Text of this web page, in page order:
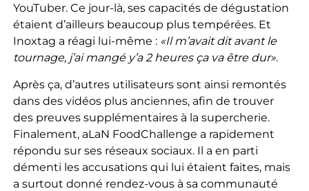
YouTuber. Ce jour-là, ses capacités de dégustation
étaient d’ailleurs beaucoup plus tempérées. Et
Inoxtag a réagi lui-même : «Il m’avait dit avant le
tournage, j’ai mangé y’a 2 heures ça va être dur».
Après ça, d’autres utilisateurs sont ainsi remontés
dans des vidéos plus anciennes, afin de trouver
des preuves supplémentaires à la supercherie.
Finalement, aLaN FoodChallenge a rapidement
répondu sur ses réseaux sociaux. Il a en parti
démenti les accusations qui lui étaient faites, mais
a surtout donné rendez-vous à sa communauté